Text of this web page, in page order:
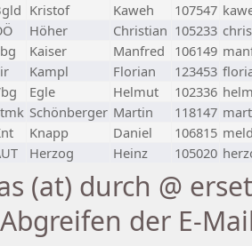
Kristof Kaweh 107547
Höher Christian 105233
Kaiser Manfred 106149
Kampl Florian 123453
Egle Helmut 102336
Schönberger Martin 118147
Knapp Daniel 106815
Herzog Heinz 105020
(at) durch @
der E-